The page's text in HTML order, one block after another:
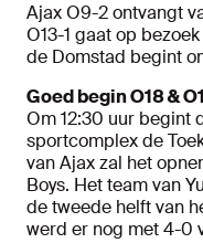
Ajax O9-2 ontvangt
O13-1 gaat op
de Domstad begint
Goed begin O18 &
Om 12:30 uur begint
sportcomplex de
van Ajax zal het
Boys. Het team van
de tweede helft van
werd er nog met 4-0